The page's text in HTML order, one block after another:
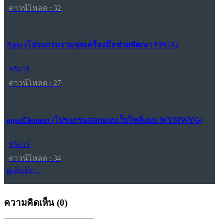
ดาวน์โหลด : 32
Apio (โปรแกรมรวมชุดเครื่องมือช่วยพัฒนา FPGA)
ฟรีแวร์
ดาวน์โหลด : 27
openElement (โปรแกรมออกแบบเว็บไซต์แบบ WYSIWYG)
ฟรีแวร์
ดาวน์โหลด : 34
ดูเพิ่มอีก...
ความคิดเห็น (0)